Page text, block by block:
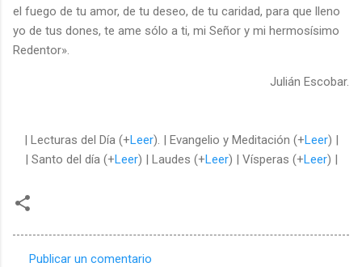
el fuego de tu amor, de tu deseo, de tu caridad, para que lleno
yo de tus dones, te ame sólo a ti, mi Señor y mi hermosísimo
Redentor».
Julián Escobar.
| Lecturas del Día (+Leer). | Evangelio y Meditación (+Leer) |
| Santo del día (+Leer) | Laudes (+Leer) | Vísperas (+Leer) |
Publicar un comentario